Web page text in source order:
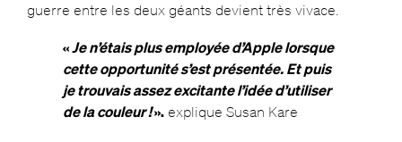
guerre entre les deux géants devient très vivace.
«Je n’étais plus employée d’Apple lorsque
cette opportunité s’est présentée. Et puis
je trouvais assez excitante l’idée d’utiliser
de la couleur !».explique Susan Kare